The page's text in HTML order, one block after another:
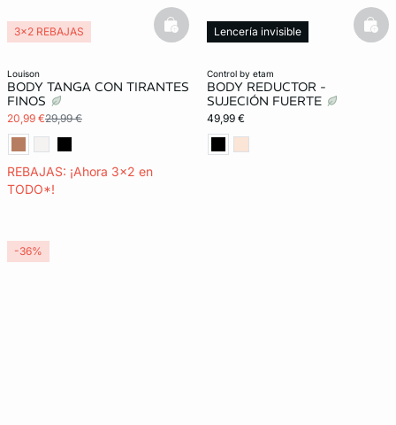
louison
BODY TANGA CON TIRANTES
FINOS
20,99 €29,99 €
REBAJAS: ¡Ahora 3x2 en
TODO*!
3x2 REBAJAS basketfull
control by etam
BODY REDUCTOR -
SUJECIÓN FUERTE
49,99 €
Lencería invisible
-36%